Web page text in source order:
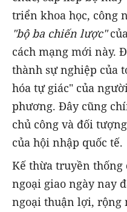
triển khoa học, công
"bộ ba chiến lược"
cách mạng mới này.
thành sự nghiệp của
hóa tự giác" của
phương. Đây cũng
chủ công và đối
của hội nhập quốc tế.
Kế thừa truyền thống
ngoại giao ngày nay
ngoại thuận lợi, rộng